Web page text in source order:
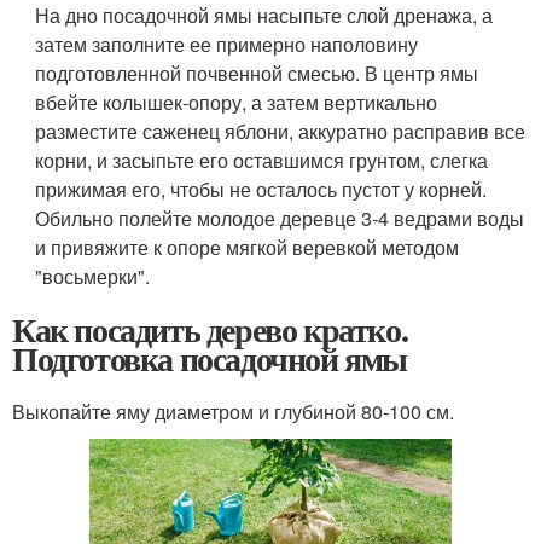
На дно посадочной ямы насыпьте слой дренажа, а
затем заполните ее примерно наполовину
подготовленной почвенной смесью. В центр ямы
вбейте колышек-опору, а затем вертикально
разместите саженец яблони, аккуратно расправив все
корни, и засыпьте его оставшимся грунтом, слегка
прижимая его, чтобы не осталось пустот у корней.
Обильно полейте молодое деревце 3-4 ведрами воды
и привяжите к опоре мягкой веревкой методом
"восьмерки".
Как посадить дерево кратко.
Подготовка посадочной ямы
Выкопайте яму диаметром и глубиной 80-100 см.